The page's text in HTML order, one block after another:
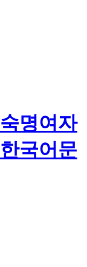
숙명여자
한국어문